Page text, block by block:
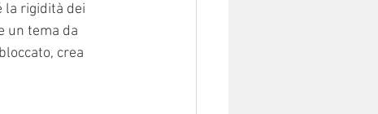
la rigidità dei
un tema da
crea